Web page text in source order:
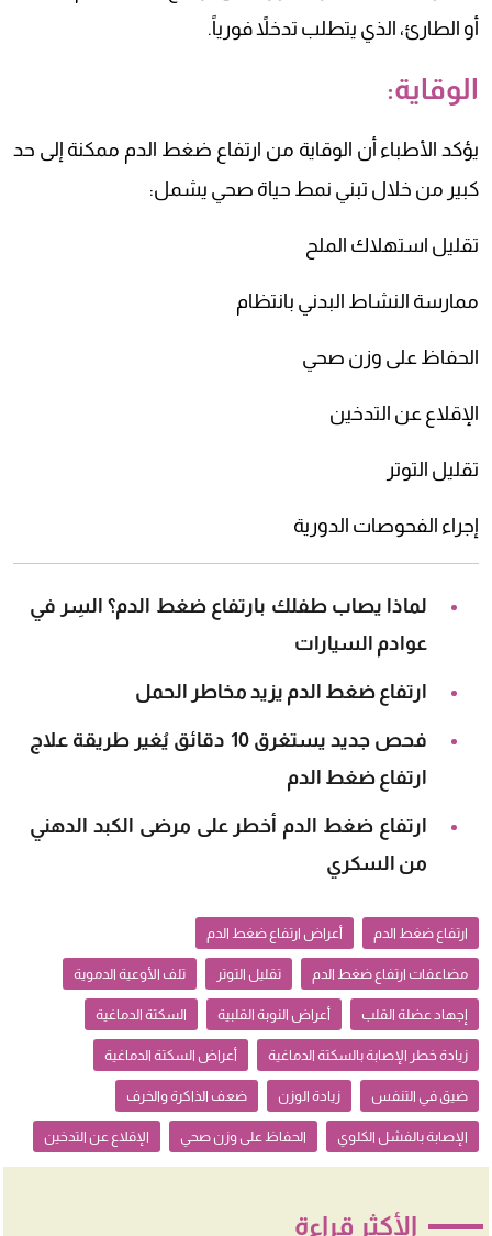
أو الطارئ، الذي يتطلب تدخلاً فورياً.
الوقاية:
يؤكد الأطباء أن الوقاية من ارتفاع ضغط الدم ممكنة إلى حد
كبير من خلال تبني نمط حياة صحي يشمل:
تقليل استهلاك الملح
ممارسة النشاط البدني بانتظام
الحفاظ على وزن صحي
الإقلاع عن التدخين
تقليل التوتر
إجراء الفحوصات الدورية
لماذا يصاب طفلك بارتفاع ضغط الدم؟ السِر في
عوادم السيارات
ارتفاع ضغط الدم يزيد مخاطر الحمل
فحص جديد يستغرق 10 دقائق يُغير طريقة علاج
ارتفاع ضغط الدم
ارتفاع ضغط الدم أخطر على مرضى الكبد الدهني
من السكري
ارتفاع ضغط الدم أعراض ارتفاع ضغط الدم
مضاعفات ارتفاع ضغط الدم تقليل التوتر تلف الأوعية الدموية
إجهاد عضلة القلب أعراض النوبة القلبية السكتة الدماغية
زيادة خطر الإصابة بالسكتة الدماغية أعراض السكتة الدماغية
ضيق في التنفس زيادة الوزن ضعف الذاكرة والخرف
الإصابة بالفشل الكلوي الحفاظ على وزن صحي الإقلاع عن التدخين
الأكثر قراءة